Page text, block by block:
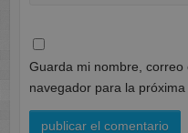
Guarda mi nombre,
navegador para la